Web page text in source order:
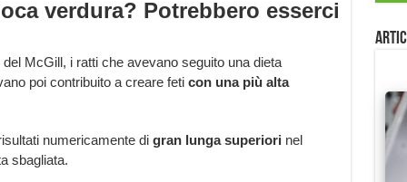
verdura? Potrebbero esserci
McGill, i ratti che avevano seguito una dieta
poi contribuito a creare feti con una più alta
numericamente di gran lungasuperiori nel
sbagliata.